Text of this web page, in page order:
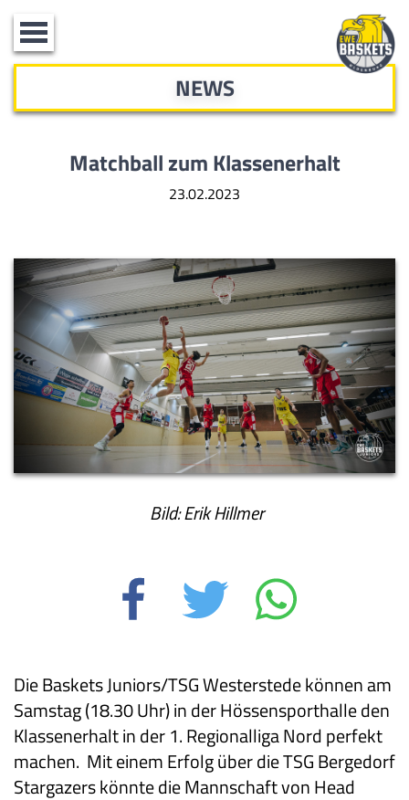
Toggle
navigation
NEWS
Matchball zum Klassenerhalt
23.02.2023
Bild: Erik Hillmer
Die Baskets Juniors/TSG Westerstede können am
Samstag (18.30 Uhr) in der Hössensporthalle den
Klassenerhalt in der 1. Regionalliga Nord perfekt
machen. Mit einem Erfolg über die TSG Bergedorf
Stargazers könnte die Mannschaft von Head